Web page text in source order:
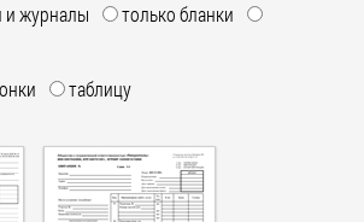
и журналы
только бланки
таблицу